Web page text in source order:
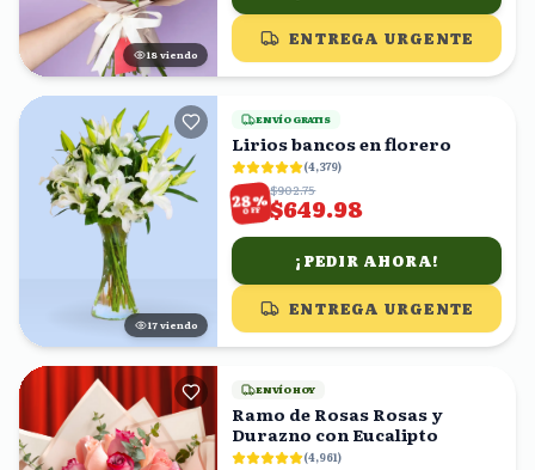
19 viendo
ENTREGA URGENTE
16 viendo
ENVÍO GRATIS
Lirios bancos en florero
(4,379)
28%
OFF
$902.75
$649.98
¡PEDIR AHORA!
ENTREGA URGENTE
ENVÍO HOY
Ramo de Rosas Rosas y
Durazno con Eucalipto
(4,961)